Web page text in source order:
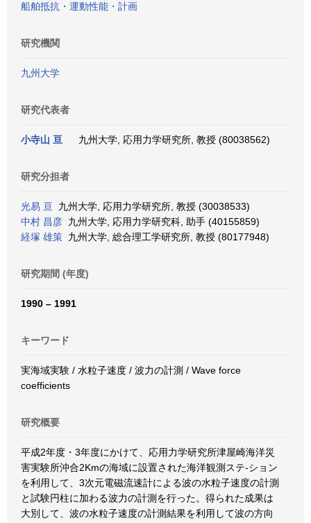
船舶抵抗・運動性能・計画
研究機関
九州大学
研究代表者
小寺山 亘 九州大学, 応用力学研究所, 教授 (80038562)
研究分担者
光易 亘 九州大学, 応用力学研究所, 教授 (30038533)
中村 昌彦 九州大学, 応用力学研究科, 助手 (40155859)
経塚 雄策 九州大学, 総合理工学研究所, 教授 (80177948)
研究期間 (年度)
1990 – 1991
キーワード
実海域実験 / 水粒子速度 / 波力の計測 / Wave force
coefficients
研究概要
平成2年度・3年度にかけて、応用力学研究所津屋崎海洋災
害実験所沖合2Kmの海域に設置された海洋観測ステ-ション
を利用して、3次元電磁流速計による波の水粒子速度の計測
と試験円柱に加わる波力の計測を行った。得られた成果は
大別して、波の水粒子速度の計測結果を利用して波の方向